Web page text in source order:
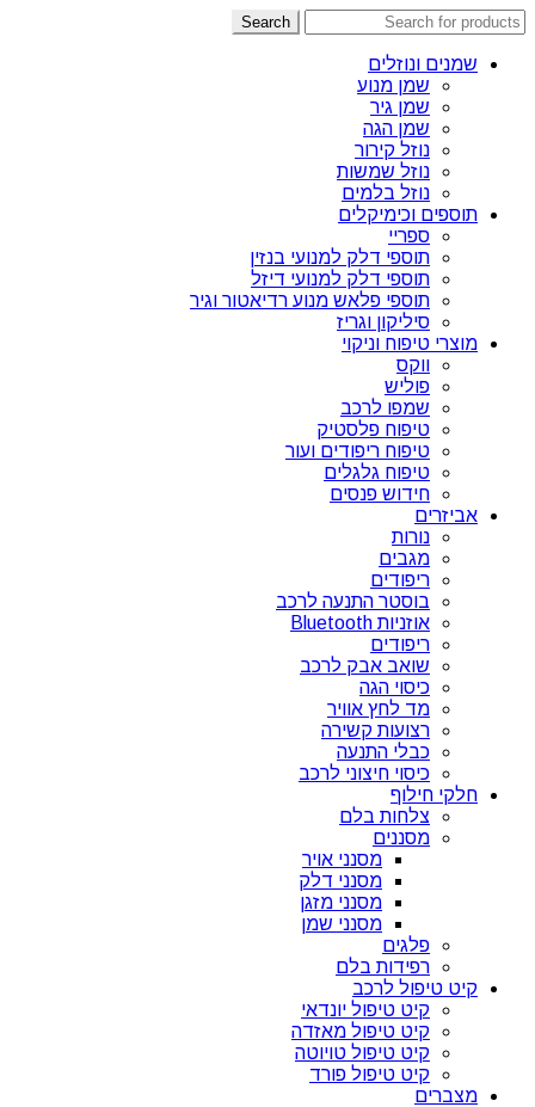
Search
שמנים ונוזלים
שמן מנוע
שמן גיר
שמן הגה
נוזל קירור
נוזל שמשות
נוזל בלמים
תוספים וכימיקלים
ספריי
תוספי דלק למנועי בנזין
תוספי דלק למנועי דיזל
תוספי פלאש מנוע רדיאטור וגיר
סיליקון וגריז
מוצרי טיפוח וניקוי
ווקס
פוליש
שמפו לרכב
טיפוח פלסטיק
טיפוח ריפודים ועור
טיפוח גלגלים
חידוש פנסים
אביזרים
נורות
מגבים
ריפודים
בוסטר התנעה לרכב
אוזניות Bluetooth
ריפודים
שואב אבק לרכב
כיסוי הגה
מד לחץ אוויר
רצועות קשירה
כבלי התנעה
כיסוי חיצוני לרכב
חלקי חילוף
צלחות בלם
מסננים
מסנני אויר
מסנני דלק
מסנני מזגן
מסנני שמן
פלגים
רפידות בלם
קיט טיפול לרכב
קיט טיפול יונדאי
קיט טיפול מאזדה
קיט טיפול טויוטה
קיט טיפול פורד
מצברים